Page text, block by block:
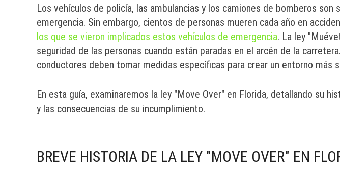
Los vehículos de policía, las ambulancias y los camiones de bomberos son
emergencia. Sin embargo, cientos de personas mueren cada año en
los que se vieron implicados estos vehículos de emergencia. La ley
seguridad de las personas cuando están paradas en el arcén de la
conductores deben tomar medidas específicas para crear un entorno más
En esta guía, examinaremos la ley "Move Over" en Florida, detallando su
y las consecuencias de su incumplimiento.
BREVE HISTORIA DE LA LEY "MOVE OVER" EN